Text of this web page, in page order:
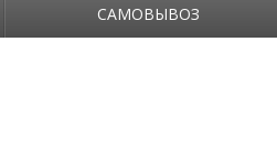
САМОВЫВОЗ